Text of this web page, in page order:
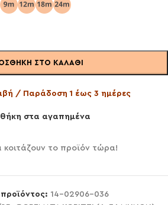
ΣΤΟ ΚΑΛΆΘΙ
/ Παράδοση 1 έως 3 ημέρες
στα αγαπημένα
κοιτάζουν το προϊόν τώρα!
14-02906-036